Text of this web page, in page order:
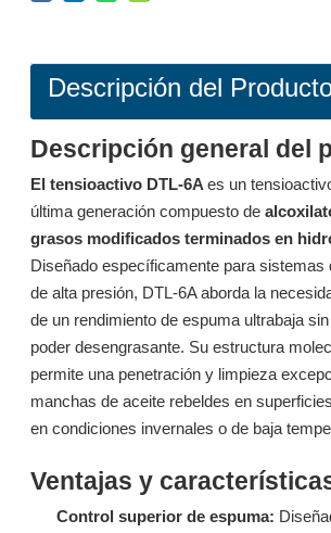
Surfactant L532A: Surfactante de alto rendimiento y baja espuma para limpieza por aspersión en múltiples ambientes
Preguntar
Descripción del
Descripción general del
El tensioactivo DTL-6A es un
última generación compuesto de
grasos modificados terminados en
Diseñado específicamente para sistemas
de alta presión, DTL-6A aborda la
de un rendimiento de espuma ultrabaja
poder desengrasante. Su estructura
permite una penetración y limpieza
manchas de aceite rebeldes en
en condiciones invernales o de baja
Ventajas y
Control superior de espuma: